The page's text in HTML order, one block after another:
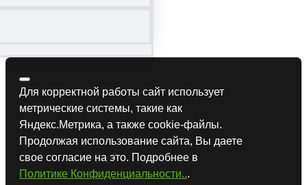
Для корректной работы сайт использует
метрические системы, такие как
Яндекс.Метрика, а также cookie-файлы.
Продолжая использование сайта, Вы даете
свое согласие на это. Подробнее в
Политике Конфиденциальности...